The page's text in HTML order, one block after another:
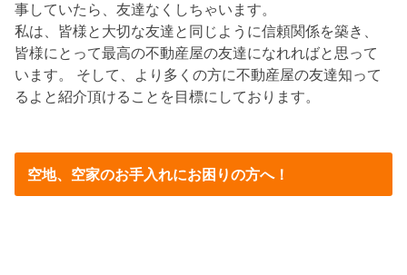
事していたら、友達なくしちゃいます。
私は、皆様と大切な友達と同じように信頼関係を築き、
皆様にとって最高の不動産屋の友達になれればと思って
います。 そして、より多くの方に不動産屋の友達知って
るよと紹介頂けることを目標にしております。
空地、空家のお手入れにお困りの方へ！